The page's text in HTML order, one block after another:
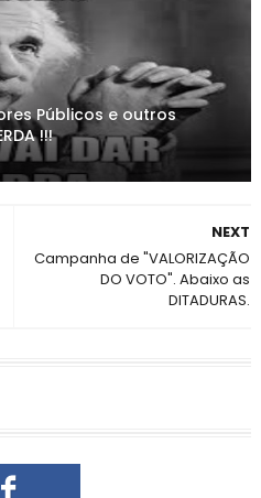
Públicos e outros
!!!
NEXT
Campanha de "VALORIZAÇÃO
DO VOTO". Abaixo as
DITADURAS.